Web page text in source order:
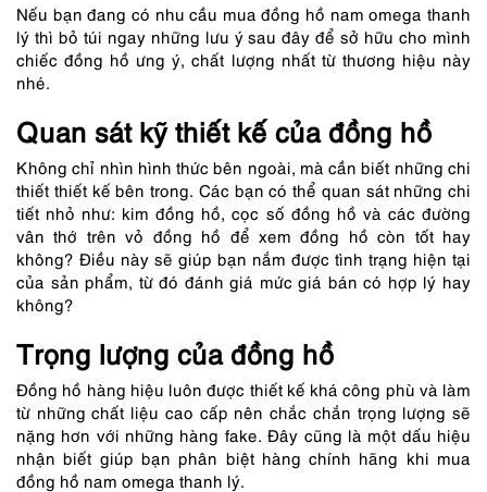
Nếu bạn đang có nhu cầu muađồng hồ nam omega thanh
lý thì bỏ túi ngay những lưu ý sau đây để sở hữu cho mình
chiếc đồng hồ ưng ý, chất lượng nhất từ thương hiệu này
nhé.
Quan sát kỹ thiết kế của đồng hồ
Không chỉ nhìn hình thức bên ngoài, mà cần biết những chi
thiết thiết kế bên trong. Các bạn có thể quan sát những chi
tiết nhỏ như: kim đồng hồ, cọc số đồng hồ và các đường
vân thớ trên vỏ đồng hồ để xem đồng hồ còn tốt hay
không? Điều này sẽ giúp bạn nắm được tình trạng hiện tại
của sản phẩm, từ đó đánh giá mức giá bán có hợp lý hay
không?
Trọng lượng của đồng hồ
Đồng hồ hàng hiệu luôn được thiết kế khá công phù và làm
từ những chất liệu cao cấp nên chắc chắn trọng lượng sẽ
nặng hơn với những hàng fake. Đây cũng là một dấu hiệu
nhận biết giúp bạn phân biệt hàng chính hãng khi mua
đồng hồ nam omega thanh lý